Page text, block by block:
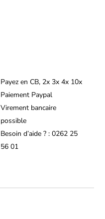
Payez en CB, 2x 3x 4x 10x
Paiement Paypal
Virement bancaire
possible
Besoin d’aide ? : 0262 25
56 01